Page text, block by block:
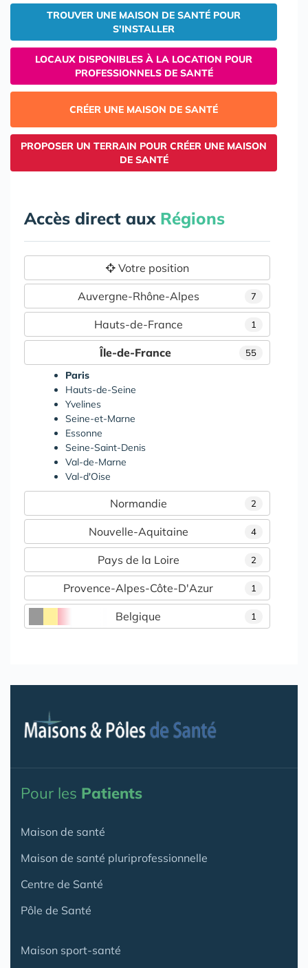
TROUVER UNE MAISON DE SANTÉ POUR
S'INSTALLER
LOCAUX DISPONIBLES À LA LOCATION POUR
PROFESSIONNELS DE SANTÉ
CRÉER UNE MAISON DE SANTÉ
PROPOSER UN TERRAIN POUR CRÉER UNE MAISON
DE SANTÉ
Accès direct aux Régions
Votre position
7
Auvergne-Rhône-Alpes
1
Hauts-de-France
55
Île-de-France
Paris
Hauts-de-Seine
Yvelines
Seine-et-Marne
Essonne
Seine-Saint-Denis
Val-de-Marne
Val-d'Oise
2
Normandie
4
Nouvelle-Aquitaine
2
Pays de la Loire
1
Provence-Alpes-Côte-D'Azur
Belgique 1
Pour les Patients
Maison de santé
Maison de santé pluriprofessionnelle
Centre de Santé
Pôle de Santé
Maison sport-santé